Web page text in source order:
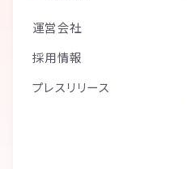
運営会社
採用情報
プレスリリース